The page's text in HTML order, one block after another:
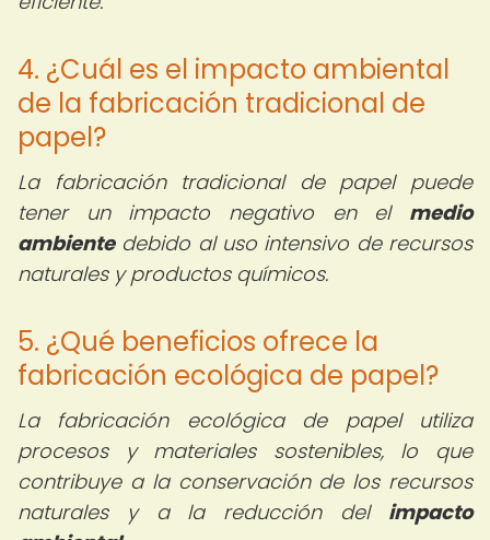
4. ¿Cuál es el impacto ambiental
de la fabricación tradicional de
papel?
La fabricación tradicional de papel puede
tener un impacto negativo en el medio
ambientedebido al uso intensivo de recursos
naturales y productos químicos.
5. ¿Qué beneficios ofrece la
fabricación ecológica de papel?
La fabricación ecológica de papel utiliza
procesos y materiales sostenibles, lo que
contribuye a la conservación de los recursos
naturales y a la reducción del impacto